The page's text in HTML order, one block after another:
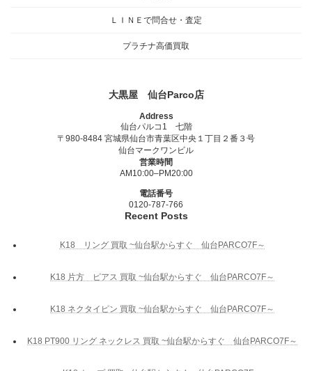
ＬＩＮＥで問合せ・査定
プラチナ高価買取
大黒屋 仙台Parco店
Address
仙台パルコ1 七階
〒980-8484 宮城県仙台市青葉区中央１丁目２番３号
仙台マークワンビル
営業時間
AM10:00–PM20:00
電話番号
0120-787-766
Recent Posts
K18 リング 買取 ~仙台駅からすぐ 仙台PARCO7F～
K18 片方 ピアス 買取 ~仙台駅からすぐ 仙台PARCO7F～
K18 ネクタイピン 買取 ~仙台駅からすぐ 仙台PARCO7F～
K18 PT900 リング ネックレス 買取 ~仙台駅からすぐ 仙台PARCO7F～